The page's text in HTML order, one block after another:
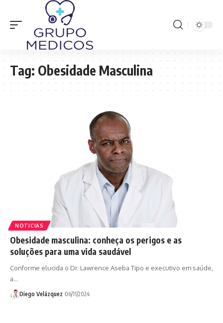
Tag: Obesidade Masculina
NOTICIAS
Obesidade masculina: conheça os perigos e as
soluções para uma vida saudável
Conforme elucida o Dr. Lawrence Aseba Tipo e executivo em saúde,
a…
Diego Velázquez 06/11/2024